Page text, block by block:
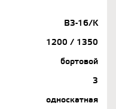
B3-16/K
1200 / 1350
бортовой
3
односкатная